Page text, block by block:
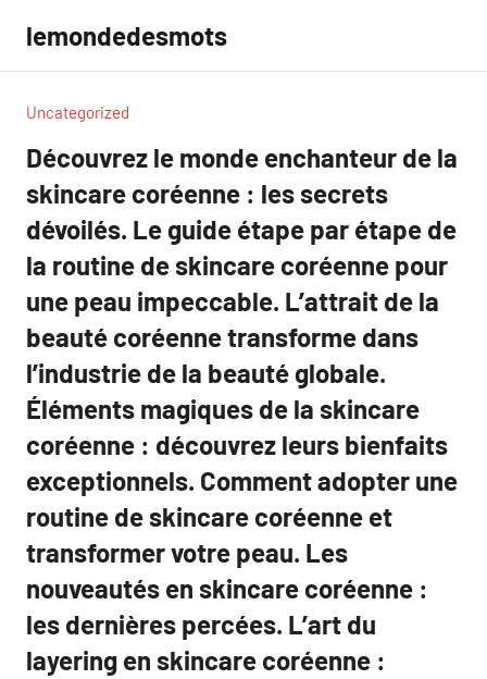
contenu
lemondedesmots
Uncategorized
Découvrez le monde enchanteur de la
skincare coréenne : les secrets
dévoilés. Le guide étape par étape de
la routine de skincare coréenne pour
une peau impeccable. L’attrait de la
beauté coréenne transforme dans
l’industrie de la beauté globale.
Éléments magiques de la skincare
coréenne : découvrez leurs bienfaits
exceptionnels. Comment adopter une
routine de skincare coréenne et
transformer votre peau. Les
nouveautés en skincare coréenne :
les dernières percées. L’art du
layering en skincare coréenne :